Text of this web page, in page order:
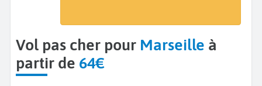
Vol pas cher pour Marseille à
partir de 64€